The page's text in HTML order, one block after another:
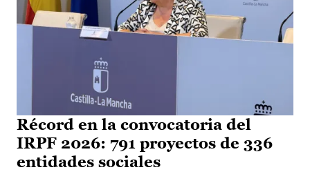
Récord en la convocatoria del
IRPF 2026: 791 proyectos de 336
entidades sociales